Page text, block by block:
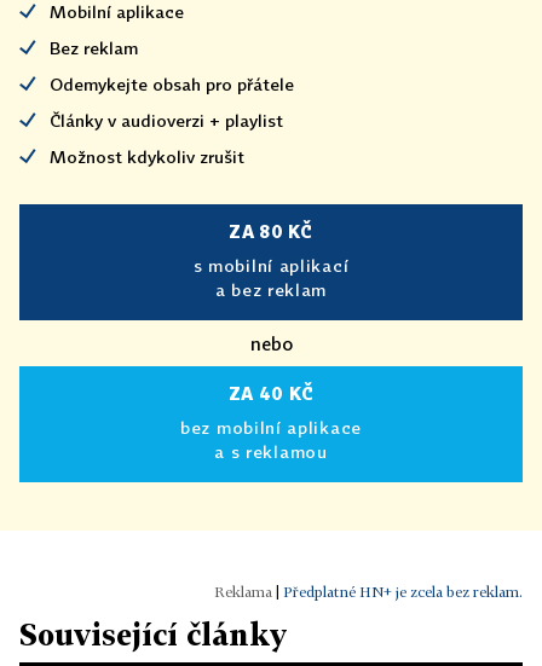
Mobilní aplikace
Bez reklam
Odemykejte obsah pro přátele
Články v audioverzi + playlist
Možnost kdykoliv zrušit
ZA 80 KČ
s mobilní aplikací
a bez reklam
nebo
ZA 40 KČ
bez mobilní aplikace
a s reklamou
Předplatné HN+ je zcela bez reklam.
Související články